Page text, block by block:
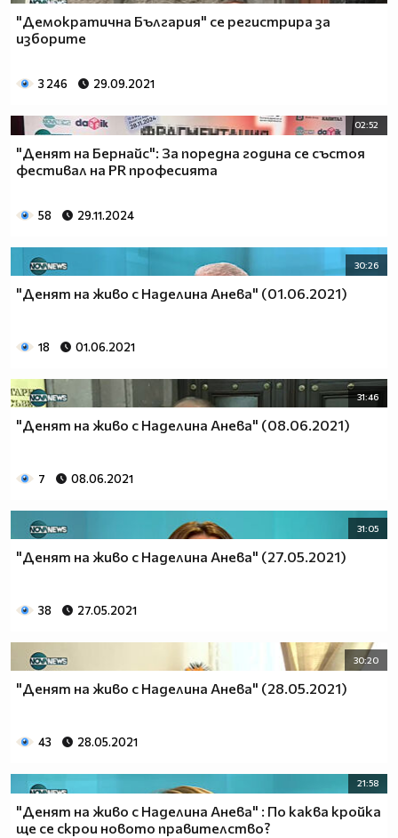
"Демократична България" се регистрира за
изборите
3 246 29.09.2021
02:52
"Денят на Бернайс": За поредна година се състоя
фестивал на PR професията
58 29.11.2024
30:26
"Денят на живо с Наделина Анева" (01.06.2021)
18 01.06.2021
31:46
"Денят на живо с Наделина Анева" (08.06.2021)
7 08.06.2021
31:05
"Денят на живо с Наделина Анева" (27.05.2021)
38 27.05.2021
30:20
"Денят на живо с Наделина Анева" (28.05.2021)
43 28.05.2021
21:58
"Денят на живо с Наделина Анева" : По каква кройка
ще се скрои новото правителство?